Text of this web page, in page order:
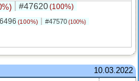
#47620(100%)
(100%) #47570 (100%)
10.03.2022